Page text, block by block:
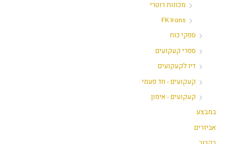
מכונות רוטרי
FK Irons
ספקי כוח
ספרי קעקועים
דיו לקעקועים
קעקועים - חד פעמי
קעקועים - אימון
במבצע
אביזרים